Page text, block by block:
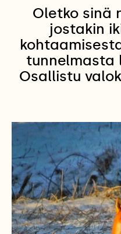
Oletko sinä
jostakin
tunnelmasta
Osallistu